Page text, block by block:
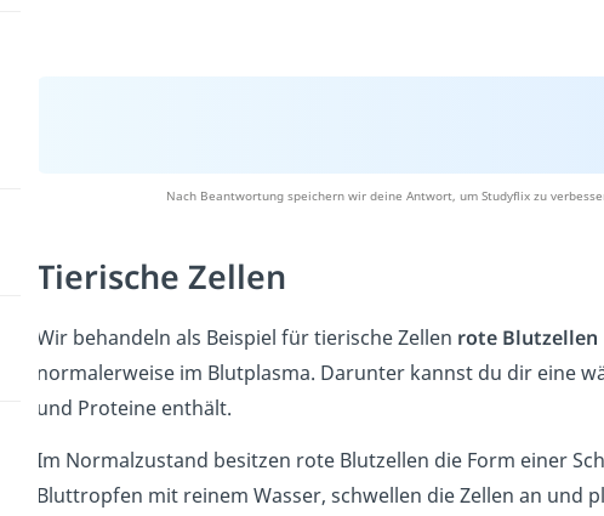
Nach Beantwortung speichern wir deine Antwort, um Studyflix zu
Tierische Zellen
Wir behandeln als Beispiel für tierische Zellen rote Blutzellen
normalerweise im Blutplasma. Darunter kannst du dir eine
und Proteine enthält.
Im Normalzustand besitzen rote Blutzellen die Form einer
Bluttropfen mit reinem Wasser, schwellen die Zellen an und